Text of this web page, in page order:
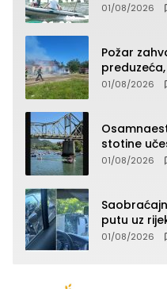
01/08/2026
Požar
vatru
01/08/2026
stotine
01/08/2026
putu uz
lica (FOTO)
01/08/2026